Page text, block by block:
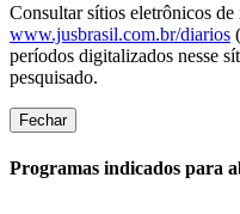
Consultar sítios eletrônicos
www.jusbrasil.com.br/diarios
períodos digitalizados nesse
pesquisado.
Fechar
Programas indicados para